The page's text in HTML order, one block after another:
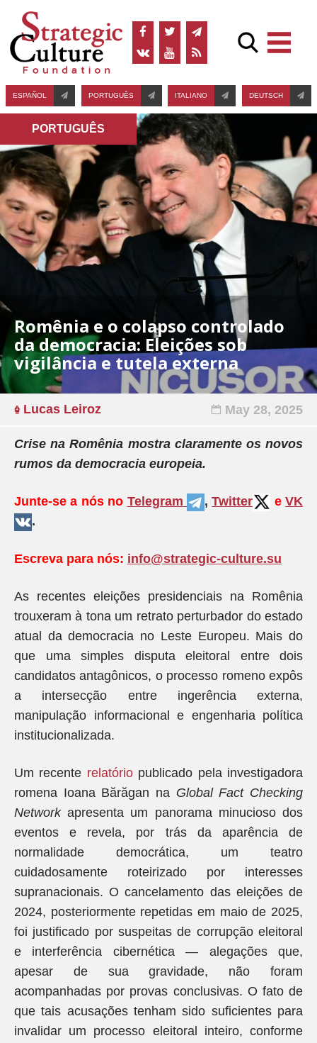
ESPAÑOL PORTUGUÊS ITALIANO DEUTSCH
PORTUGUÊS
Romênia e o colapso controlado
da democracia: Eleições sob
vigilância e tutela externa
Lucas Leiroz May 28, 2025
Crise na Romênia mostra claramente os novos
rumos da democracia europeia.
Junte-se a nós no Telegram ,Twitter e VK
.
Escreva para nós: info@strategic-culture.su
As recentes eleições presidenciais na Romênia
trouxeram à tona um retrato perturbador do estado
atual da democracia no Leste Europeu. Mais do
que uma simples disputa eleitoral entre dois
candidatos antagônicos, o processo romeno expôs
a intersecção entre ingerência externa,
manipulação informacional e engenharia política
institucionalizada.
Um recente relatóriopublicado pela investigadora
romena Ioana Bărăgan na Global Fact Checking
Networkapresenta um panorama minucioso dos
eventos e revela, por trás da aparência de
normalidade democrática, um teatro
cuidadosamente roteirizado por interesses
supranacionais. O cancelamento das eleições de
2024, posteriormente repetidas em maio de 2025,
foi justificado por suspeitas de corrupção eleitoral
e interferência cibernética — alegações que,
apesar de sua gravidade, não foram
acompanhadas por provas conclusivas. O fato de
que tais acusações tenham sido suficientes para
invalidar um processo eleitoral inteiro, conforme